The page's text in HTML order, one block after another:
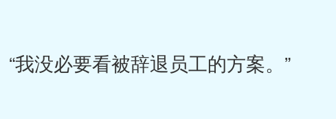
“我没必要看被辞退员工的方案。”